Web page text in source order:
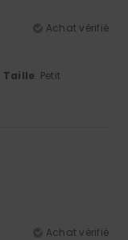
Achat vérifié
Taille: Petit
Achat vérifié